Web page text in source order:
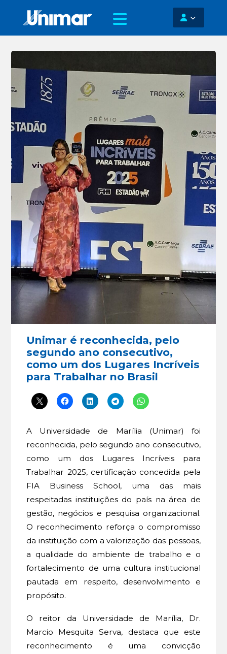
Unimar é reconhecida, pelo
segundo ano consecutivo,
como um dos Lugares Incríveis
para Trabalhar no Brasil
A Universidade de Marília (Unimar) foi
reconhecida, pelo segundo ano consecutivo,
como um dos Lugares Incríveis para
Trabalhar 2025, certificação concedida pela
FIA Business School, uma das mais
respeitadas instituições do país na área de
gestão, negócios e pesquisa organizacional.
O reconhecimento reforça o compromisso
da instituição com a valorização das pessoas,
a qualidade do ambiente de trabalho e o
fortalecimento de uma cultura institucional
pautada em respeito, desenvolvimento e
propósito.
O reitor da Universidade de Marília, Dr.
Marcio Mesquita Serva, destaca que este
reconhecimento é uma convicção